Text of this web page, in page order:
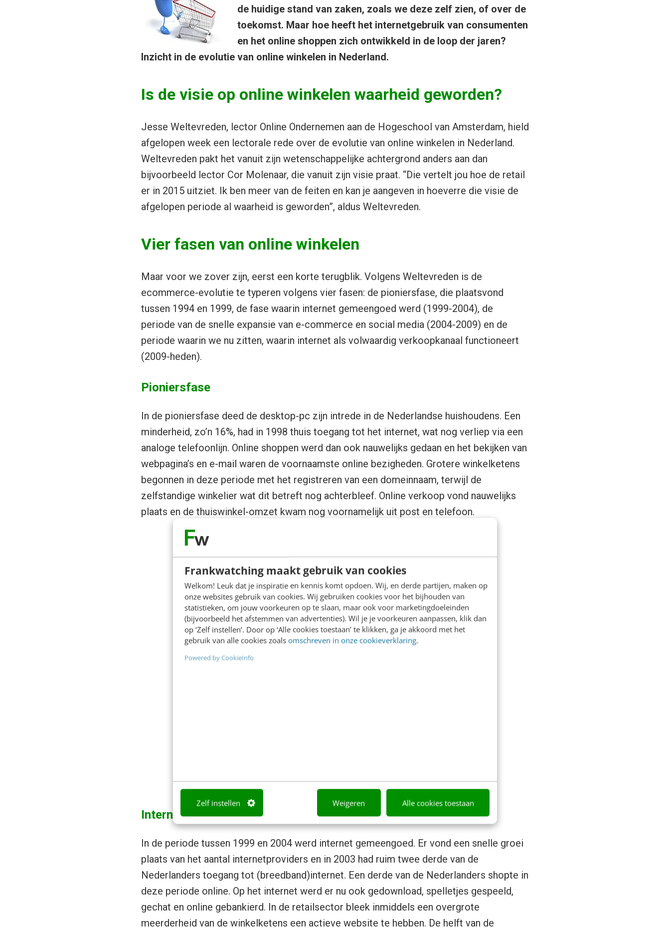
Frankwatching maakt gebruik van cookies
Welkom! Leuk dat je inspiratie en kennis komt opdoen. Wij, en derde partijen, maken op
onze websites gebruik van cookies. Wij gebruiken cookies voor het bijhouden van
statistieken, om jouw voorkeuren op te slaan, maar ook voor marketingdoeleinden
(bijvoorbeeld het afstemmen van advertenties). Wil je je voorkeuren aanpassen, klik dan
op ‘Zelf instellen’. Door op ‘Alle cookies toestaan’ te klikken, ga je akkoord met het
gebruik van alle cookies zoals omschreven in onze cookieverklaring.
Powered by CookieInfo
Zelf instellen Weigeren Alle cookies toestaan
de huidige stand van zaken, zoals we deze zelf zien, of over de
toekomst. Maar hoe heeft het internetgebruik van consumenten
en het online shoppen zich ontwikkeld in de loop der jaren?
Inzicht in de evolutie van online winkelen in Nederland.
Is de visie op online winkelen waarheid geworden?
Jesse Weltevreden, lector Online Ondernemen aan de Hogeschool van Amsterdam, hield
afgelopen week een lectorale rede over de evolutie van online winkelen in Nederland.
Weltevreden pakt het vanuit zijn wetenschappelijke achtergrond anders aan dan
bijvoorbeeld lector Cor Molenaar, die vanuit zijn visie praat. “Die vertelt jou hoe de retail
er in 2015 uitziet. Ik ben meer van de feiten en kan je aangeven in hoeverre die visie de
afgelopen periode al waarheid is geworden”, aldus Weltevreden.
Vier fasen van online winkelen
Maar voor we zover zijn, eerst een korte terugblik. Volgens Weltevreden is de
ecommerce-evolutie te typeren volgens vier fasen: de pioniersfase, die plaatsvond
tussen 1994 en 1999, de fase waarin internet gemeengoed werd (1999-2004), de
periode van de snelle expansie van e-commerce en social media (2004-2009) en de
periode waarin we nu zitten, waarin internet als volwaardig verkoopkanaal functioneert
(2009-heden).
Pioniersfase
In de pioniersfase deed de desktop-pc zijn intrede in de Nederlandse huishoudens. Een
minderheid, zo’n 16%, had in 1998 thuis toegang tot het internet, wat nog verliep via een
analoge telefoonlijn. Online shoppen werd dan ook nauwelijks gedaan en het bekijken van
webpagina’s en e-mail waren de voornaamste online bezigheden. Grotere winkelketens
begonnen in deze periode met het registreren van een domeinnaam, terwijl de
zelfstandige winkelier wat dit betreft nog achterbleef. Online verkoop vond nauwelijks
plaats en de thuiswinkel-omzet kwam nog voornamelijk uit post en telefoon.
Internet wordt gemeengoed
In de periode tussen 1999 en 2004 werd internet gemeengoed. Er vond een snelle groei
plaats van het aantal internetproviders en in 2003 had ruim twee derde van de
Nederlanders toegang tot (breedband)internet. Een derde van de Nederlanders shopte in
deze periode online. Op het internet werd er nu ook gedownload, spelletjes gespeeld,
gechat en online gebankierd. In de retailsector bleek inmiddels een overgrote
meerderheid van de winkelketens een actieve website te hebben. De helft van de